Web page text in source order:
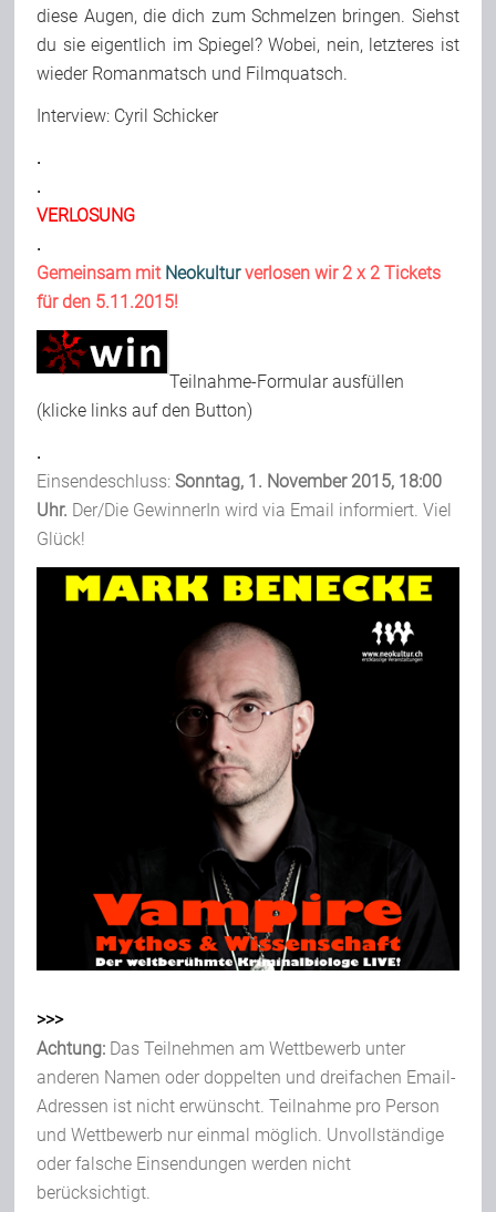
diese Augen, die dich zum Schmelzen bringen. Siehst
du sie eigentlich im Spiegel? Wobei, nein, letzteres ist
wieder Romanmatsch und Filmquatsch.
Interview: Cyril Schicker
.
.
VERLOSUNG
.
Gemeinsam mit Neokulturverlosen wir 2 x 2 Tickets
für den 5.11.2015!
Teilnahme-Formular ausfüllen
(klicke links auf den Button)
.
Einsendeschluss:Sonntag, 1. November 2015, 18:00
Uhr. Der/Die GewinnerIn wird via Email informiert. Viel
Glück!
>>>
Achtung: Das Teilnehmen am Wettbewerb unter
anderen Namen oder doppelten und dreifachen Email-
Adressen ist nicht erwünscht. Teilnahme pro Person
und Wettbewerb nur einmal möglich. Unvollständige
oder falsche Einsendungen werden nicht
berücksichtigt.